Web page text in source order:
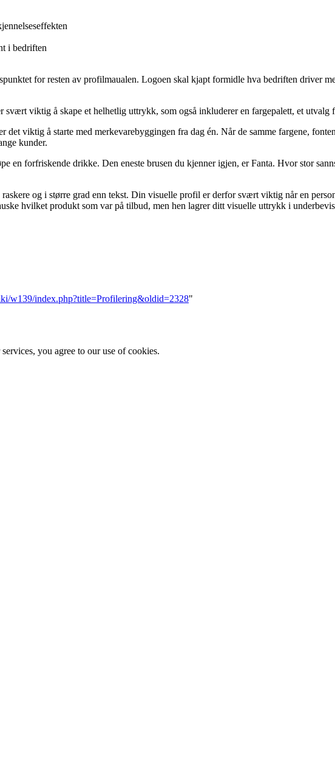
i bedriften
for resten av profilmaualen. Logoen skal kjapt formidle hva bedriften driver
viktig å skape et helhetlig uttrykk, som også inkluderer en fargepalett, et utvalg
viktig å starte med merkevarebyggingen fra dag én. Når de samme fargene,
kunder.
en forfriskende drikke. Den eneste brusen du kjenner igjen, er Fanta. Hvor stor
og i større grad enn tekst. Din visuelle profil er derfor svært viktig når en
hvilket produkt som var på tilbud, men hen lagrer ditt visuelle uttrykk i
w139/index.php?title=Profilering&oldid=2328"
you agree to our use of cookies.